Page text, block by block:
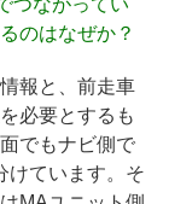
つながってい
のはなぜか？
報と、前走車
必要とするも
でもナビ側で
けています。そ